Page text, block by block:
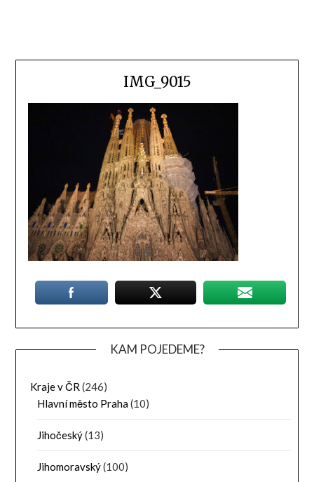
IMG_9015
KAM POJEDEME?
Kraje v ČR (246)
Hlavní město Praha(10)
Jihočeský(13)
Jihomoravský(100)